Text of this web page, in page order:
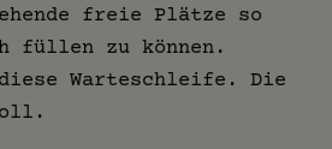
freie Plätze so
füllen zu können.
Warteschleife. Die